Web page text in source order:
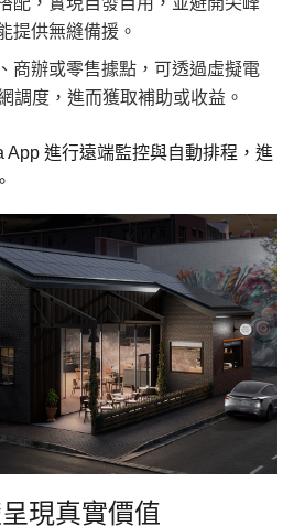
提供無縫備援。
商辦或零售據點，可透過虛擬電
調度，進而獲取補助或收益。
App 進行遠端監控與自動排程，進
現真實價值